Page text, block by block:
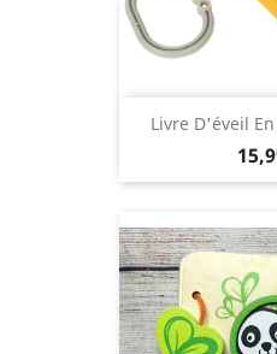
Livre D'éveil